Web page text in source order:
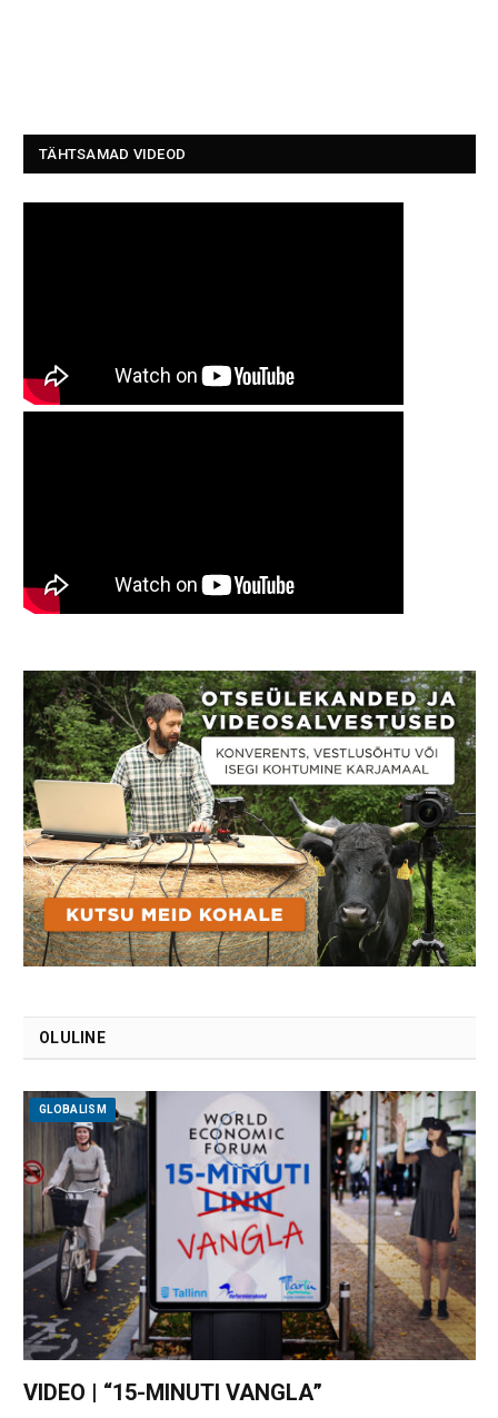
TÄHTSAMAD VIDEOD
OLULINE
GLOBALISM
VIDEO | “15-MINUTI VANGLA”